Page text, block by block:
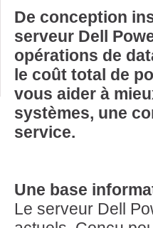
De conception
serveur Dell
opérations de
le coût total de
vous aider à
systèmes, une
service.
Une base
Le serveur Dell